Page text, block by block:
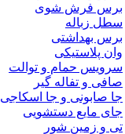
برس فرش شوی
سطل زباله
برس بهداشتی
وان پلاستیکی
سرویس حمام و توالت
صافی و تفاله گیر
جا صابونی و جا اسکاجی
جای مایع دستشویی
تی و زمین شور